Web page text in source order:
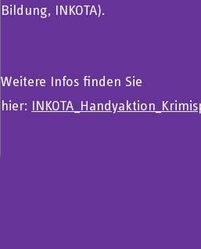
Bildung, INKOTA).
Weitere Infos finden Sie
hier: